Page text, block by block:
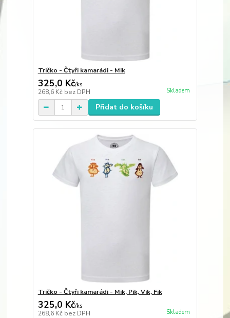
Tričko - Čtyři kamarádi - Mik
325,0 Kč/ks
268,6 Kč bez DPH Skladem
Přidat do košíku
Tričko - Čtyři kamarádi - Mik, Pik, Vik, Fik
325,0 Kč/ks
268,6 Kč bez DPH Skladem